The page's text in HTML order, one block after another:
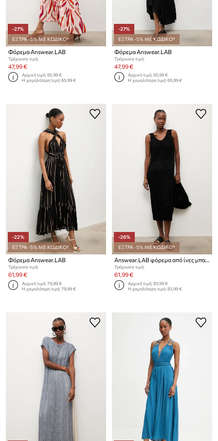
-27%
ΕΞΤΡΑ -5% ΜΕ ΚΩΔΙΚΟ*
Φόρεμα Answear.LAB
Τρέχουσα τιμή:
47,99 €
Αρχική τιμή:65,99 €
Η χαμηλότερη τιμή:65,99 €
-27%
ΕΞΤΡΑ -5% ΜΕ ΚΩΔΙΚΟ*
Φόρεμα Answear.LAB
Τρέχουσα τιμή:
47,99 €
Αρχική τιμή:65,99 €
Η χαμηλότερη τιμή:65,99 €
-22%
ΕΞΤΡΑ -5% ΜΕ ΚΩΔΙΚΟ*
Φόρεμα Answear.LAB
Τρέχουσα τιμή:
61,99 €
Αρχική τιμή:79,99 €
Η χαμηλότερη τιμή:79,99 €
-26%
ΕΞΤΡΑ -5% ΜΕ ΚΩΔΙΚΟ*
Answear.LAB φόρεμα από ίνες μπαμπού
Τρέχουσα τιμή:
61,99 €
Αρχική τιμή:83,99 €
Η χαμηλότερη τιμή:83,99 €